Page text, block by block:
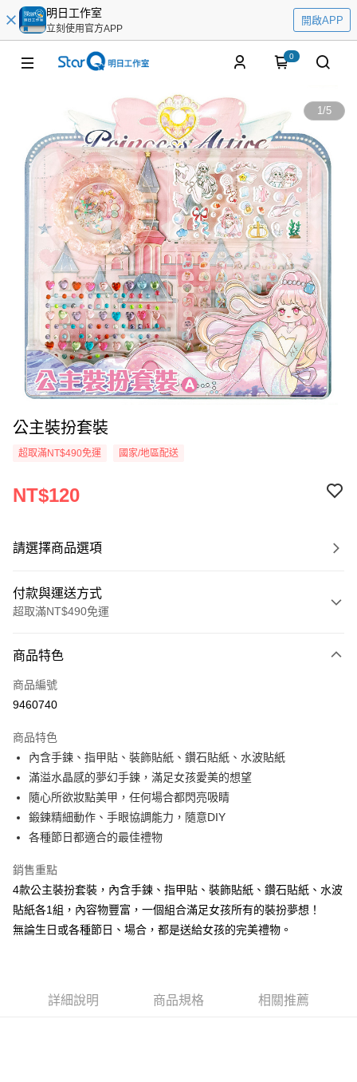
明日工作室
立刻使用官方APP
開啟APP
0
1/5
公主裝扮套裝
超取滿NT$490免運 國家/地區配送
NT$120
請選擇商品選項
付款與運送方式
超取滿NT$490免運
信用卡一次付款
信用卡分期付款
合作金庫商業銀行
華南商業銀行
彰化商業銀行
上海商業儲蓄銀行
台北富邦商業銀行
國泰世華商業銀行
兆豐國際商業銀行
臺灣中小企業銀行
台中商業銀行
匯豐（台灣）商業銀行
聯邦商業銀行
元大商業銀行
台新國際商業銀行
中國信託商業銀行
台灣樂天信用卡公司
6 期 0 利率 每期
華南商業銀行
彰化商業銀行
上海商業儲蓄銀行
台北富邦商業銀行
國泰世華商業銀行
兆豐國際商業銀行
臺灣中小企業銀行
聯邦商業銀行
元大商業銀行
永豐商業銀行
玉山商業銀行
星展（台灣）商業銀行
台新國際商業銀行
台灣樂天信用卡公司
12 期 0 利率 每期 NT$10 21家銀行
合作金庫商業銀行
第一商業銀行
上海商業儲蓄銀行
台北富邦商業銀行
國泰世華商業銀行
匯豐（台灣）商業銀行
聯邦商業銀行
遠東國際商業銀行
元大商業銀行
永豐商業銀行
玉山商業銀行
星展（台灣）商業銀行
24 期 0 利率 每期 NT$5
合作金庫商業銀行
第一商業銀行
華南商業銀行
兆豐國際商業銀行
台中商業銀行
匯豐（台灣）商業銀行
華泰商業銀行
聯邦商業銀行
遠東國際商業銀行
元大商業銀行
永豐商業銀行
玉山商業銀行
超商取貨付款
Apple Pay
街口支付
悠遊付
全盈+PAY
商品特色
商品編號
9460740
商品特色
內含手鍊、指甲貼、裝飾貼紙、鑽石貼紙、水波貼紙
滿溢水晶感的夢幻手鍊，滿足女孩愛美的想望
隨心所欲妝點美甲，任何場合都閃亮吸睛
鍛鍊精細動作、手眼協調能力，隨意DIY
各種節日都適合的最佳禮物
銷售重點
4款公主裝扮套裝，內含手鍊、指甲貼、裝飾貼紙、鑽石貼紙、水波
貼紙各1組，內容物豐富，一個組合滿足女孩所有的裝扮夢想！
無論生日或各種節日、場合，都是送給女孩的完美禮物。
詳細說明 商品規格 相關推薦